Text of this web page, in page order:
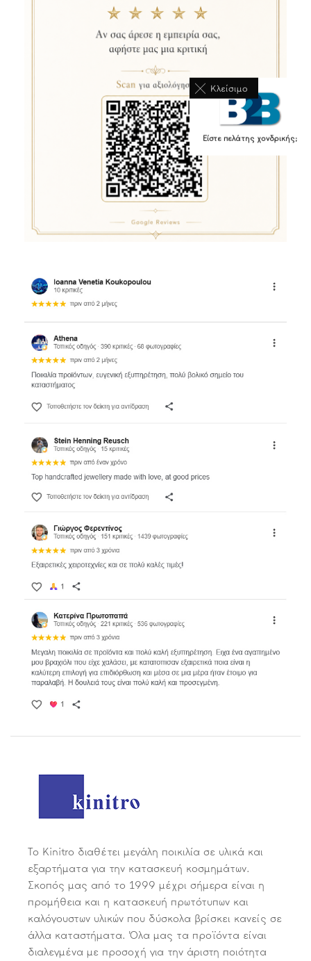
Κλείσιμο
Είστε πελάτης χονδρικής;
Το Kinitro διαθέτει μεγάλη ποικιλία σε υλικά και
εξαρτήματα για την κατασκευή κοσμημάτων.
Σκοπός μας από το 1999 μέχρι σήμερα είναι η
προμήθεια και η κατασκευή πρωτότυπων και
καλόγουστων υλικών που δύσκολα βρίσκει κανείς σε
άλλα καταστήματα. Όλα μας τα προϊόντα είναι
διαλεγμένα με προσοχή για την άριστη ποιότητα